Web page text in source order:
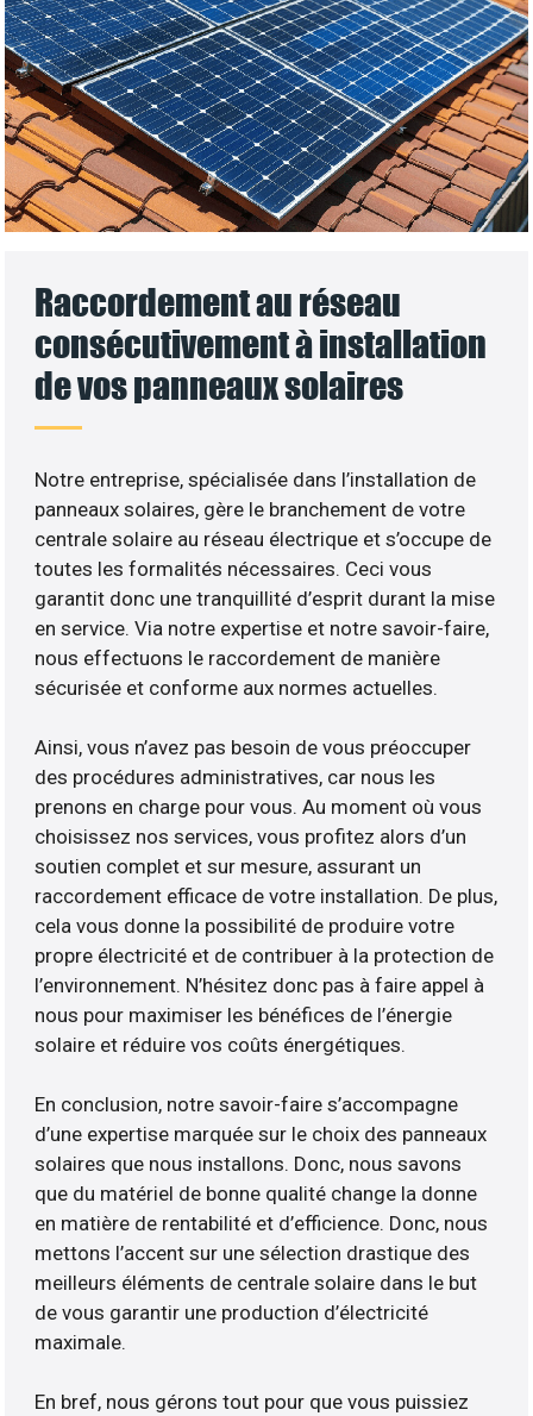
Raccordement au réseau
consécutivement à installation
de vos panneaux solaires
Notre entreprise, spécialisée dans l’installation de
panneaux solaires, gère le branchement de votre
centrale solaire au réseau électrique et s’occupe de
toutes les formalités nécessaires. Ceci vous
garantit donc une tranquillité d’esprit durant la mise
en service. Via notre expertise et notre savoir-faire,
nous effectuons le raccordement de manière
sécurisée et conforme aux normes actuelles.
Ainsi, vous n’avez pas besoin de vous préoccuper
des procédures administratives, car nous les
prenons en charge pour vous. Au moment où vous
choisissez nos services, vous profitez alors d’un
soutien complet et sur mesure, assurant un
raccordement efficace de votre installation. De plus,
cela vous donne la possibilité de produire votre
propre électricité et de contribuer à la protection de
l’environnement. N’hésitez donc pas à faire appel à
nous pour maximiser les bénéfices de l’énergie
solaire et réduire vos coûts énergétiques.
En conclusion, notre savoir-faire s’accompagne
d’une expertise marquée sur le choix des panneaux
solaires que nous installons. Donc, nous savons
que du matériel de bonne qualité change la donne
en matière de rentabilité et d’efficience. Donc, nous
mettons l’accent sur une sélection drastique des
meilleurs éléments de centrale solaire dans le but
de vous garantir une production d’électricité
maximale.
En bref, nous gérons tout pour que vous puissiez